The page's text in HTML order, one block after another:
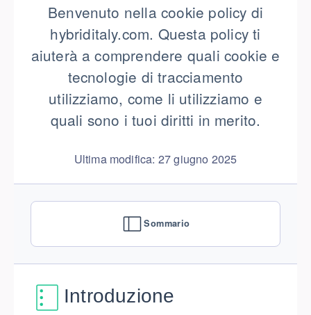
Benvenuto nella cookie policy di
hybriditaly.com. Questa policy ti
aiuterà a comprendere quali cookie e
tecnologie di tracciamento
utilizziamo, come li utilizziamo e
quali sono i tuoi diritti in merito.
Ultima modifica: 27 giugno 2025
Sommario
Introduzione